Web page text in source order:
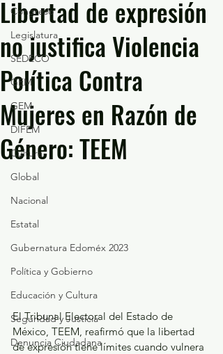
Congreso
Legislatura
SEDECO
GEM
GEM
DIFEM
Cultura
Global
Nacional
Estatal
Gubernatura Edoméx 2023
Política y Gobierno
Educación y Cultura
Seguridad y Justicia
Denuncia Ciudadana
Libertad de expresión
no justifica Violencia
Política Contra
Mujeres en Razón de
Género: TEEM
El Tribunal Electoral del Estado de
México, TEEM, reafirmó que la libertad
de expresión tiene límites cuando vulnera